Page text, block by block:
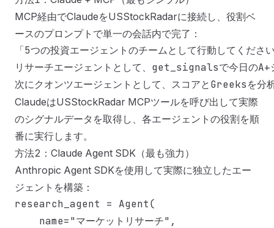
MCP経由でClaudeをUSStockRadarに接続し、役割ベ
ースのプロンプトで単一の会話内で完了：
「5つの投資エージェントのチームとして行動してくださ
リサーチエージェントとして、get_signalsで今日のA+
ClaudeはUSStockRadar MCPツールを呼び出して実際
のシグナルデータを取得し、各エージェントの役割を順
番に実行します。
方法2：Claude Agent SDK（最も強力）
Anthropic Agent SDKを使用して実際に独立したエー
ジェントを構築：
research_agent = Agent(
    name="マーケットリサーチ",